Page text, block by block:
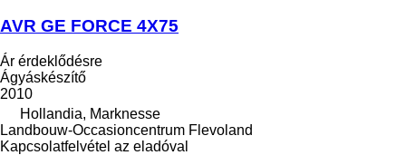
AVR GE FORCE 4X75
Ár érdeklődésre
Ágyáskészítő
2010
Hollandia, Marknesse
Landbouw-Occasioncentrum Flevoland
Kapcsolatfelvétel az eladóval